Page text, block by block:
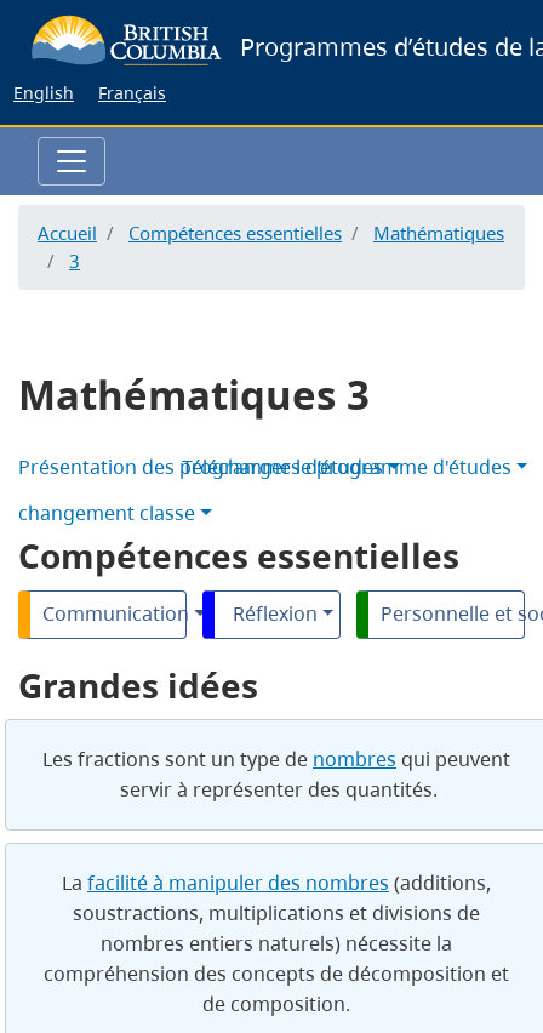
to
Programmes d’études de
English Français
Accueil Compétences essentielles
Mathématiques
3
Mathématiques 3
Télécharger le programme d'études
Présentation des programmes d’études
changement classe
Compétences essentielles
Communication Réflexion Personnelle et
Grandes idées
Les fractions sont un type de nombres qui peuvent
servir à représenter des quantités.
La facilité à manipuler des nombres (additions,
soustractions, multiplications et divisions de
nombres entiers naturels) nécessite la
compréhension des concepts de décomposition et
de composition.